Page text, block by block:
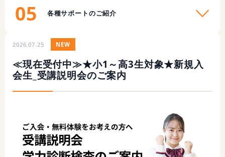
05 各種サポートのご紹介
2026.07.25 NEW
≪現在受付中≫★小1～高3生対象★新規入
会生_受講説明会のご案内